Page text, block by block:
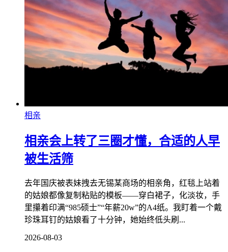
相亲
相亲会上转了三圈才懂，合适的人早
被生活筛
去年国庆被表妹拽去无锡某商场的相亲角，红毯上站着
的姑娘都像复制粘贴的模板——穿白裙子，化淡妆，手
里攥着印满“985硕士”“年薪20w”的A4纸。我盯着一个戴
珍珠耳钉的姑娘看了十分钟，她始终低头刷...
2026-08-03